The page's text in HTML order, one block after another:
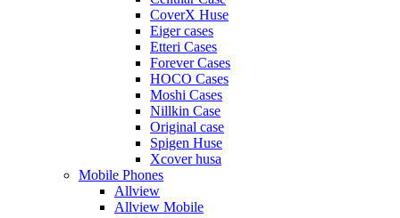
CoverX Huse
Eiger cases
Etteri Cases
Forever Cases
HOCO Cases
Moshi Cases
Nillkin Case
Original case
Spigen Huse
Xcover husa
Mobile Phones
Allview
Allview Mobile